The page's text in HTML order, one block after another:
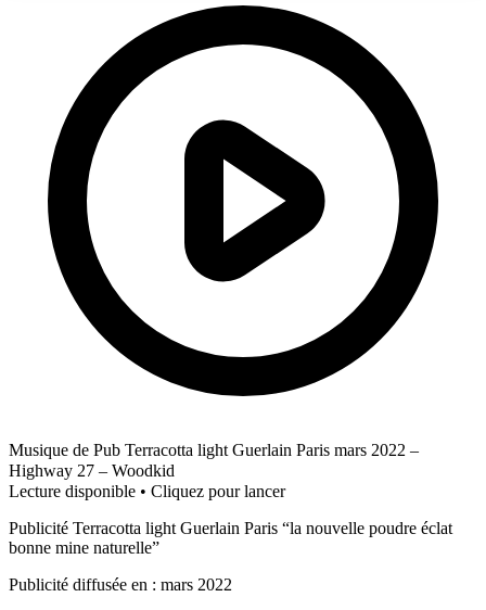
Musique de Pub Terracotta light Guerlain Paris mars 2022 –
Highway 27 – Woodkid
Lecture disponible • Cliquez pour lancer
Publicité Terracotta light Guerlain Paris “la nouvelle poudre éclat
bonne mine naturelle”
Publicité diffusée en : mars 2022